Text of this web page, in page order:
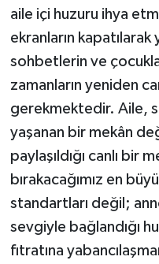
aile içi huzuru ihya
ekranların
sohbetlerin ve
zamanların yeniden
gerekmektedir. Aile,
yaşanan bir mekân
paylaşıldığı canlı bir
bırakacağımız en
standartları değil;
sevgiyle bağlandığı
fıtratına